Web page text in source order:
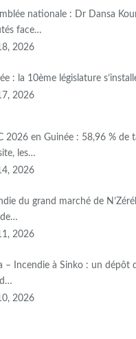
nationale : Dr Dansa
face…
2026
: la 10ème législature
2026
2026 en Guinée : 58,96 % de
les…
2026
du grand marché de
2026
– Incendie à Sinko : un dépôt
2026